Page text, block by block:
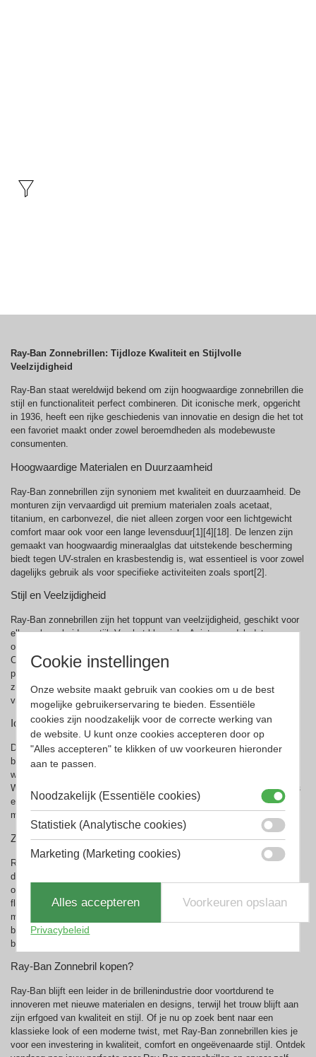
Ray-Ban Zonnebrillen: Tijdloze Kwaliteit en Stijlvolle
Veelzijdigheid
Ray-Ban staat wereldwijd bekend om zijn hoogwaardige zonnebrillen die
stijl en functionaliteit perfect combineren. Dit iconische merk, opgericht
in 1936, heeft een rijke geschiedenis van innovatie en design die het tot
een favoriet maakt onder zowel beroemdheden als modebewuste
consumenten.
Hoogwaardige Materialen en Duurzaamheid
Ray-Ban zonnebrillen zijn synoniem met kwaliteit en duurzaamheid. De
monturen zijn vervaardigd uit premium materialen zoals acetaat,
titanium, en carbonvezel, die niet alleen zorgen voor een lichtgewicht
comfort maar ook voor een lange levensduur[1][4][18]. De lenzen zijn
gemaakt van hoogwaardig mineraalglas dat uitstekende bescherming
biedt tegen UV-stralen en krasbestendig is, wat essentieel is voor zowel
dagelijks gebruik als voor specifieke activiteiten zoals sport[2].
Stijl en Veelzijdigheid
Ray-Ban zonnebrillen zijn het toppunt van veelzijdigheid, geschikt voor
elke gelegenheid en stijl. Van het klassieke Aviator model, dat
oorspronkelijk ontworpen was voor piloten, tot de trendy Wayfarer en
Clubmaster stijlen, Ray-Ban biedt een breed scala aan designs die
passen bij alle gezichtsvormen en persoonlijke voorkeuren. Deze
zonnebrillen zijn niet alleen een modeaccessoire maar ook een uiting
van persoonlijke stijl.
Iconische Modellen en Geschiedenis
De geschiedenis van Ray-Ban is rijk aan iconische modellen die een
blijvende impact hebben gehad op de mode- en filmindustrie. Het merk
werd beroemd in de jaren ’50 toen Hollywoodsterren de Aviator en
Wayfarer modellen begonnen te dragen. Deze modellen zijn nog steeds
enorm populair en worden vaak geassocieerd met een tijdloze en
moeiteloze coolheid.
Zonnebrillen voor Specifieke Doeleinden
Ray-Ban gaat verder dan alleen mode; het merk biedt ook zonnebrillen
die speciaal zijn ontworpen voor bepaalde activiteiten en
omstandigheden. Of het nu gaat om sportzonnebrillen gemaakt van
flexibele en duurzame materialen zoals nylon en propionaat[16], of
modellen met gepolariseerde en spiegelglazen die extra bescherming
bieden tegen schittering, Ray-Ban zorgt ervoor dat je ogen optimaal
beschermd zijn zonder in te leveren op stijl.
Ray-Ban Zonnebril kopen?
Ray-Ban blijft een leider in de brillenindustrie door voortdurend te
innoveren met nieuwe materialen en designs, terwijl het trouw blijft aan
zijn erfgoed van kwaliteit en stijl. Of je nu op zoek bent naar een
klassieke look of een moderne twist, met Ray-Ban zonnebrillen kies je
voor een investering in kwaliteit, comfort en ongeëvenaarde stijl. Ontdek
Cookie instellingen
Onze website maakt gebruik van cookies om u de best
mogelijke gebruikerservaring te bieden. Essentiële
cookies zijn noodzakelijk voor de correcte werking van
de website. U kunt onze cookies accepteren door op
"Alles accepteren" te klikken of uw voorkeuren hieronder
aan te passen.
Noodzakelijk (Essentiële cookies)
Statistiek (Analytische cookies)
Marketing (Marketing cookies)
Alles accepteren Voorkeuren opslaan
Privacybeleid